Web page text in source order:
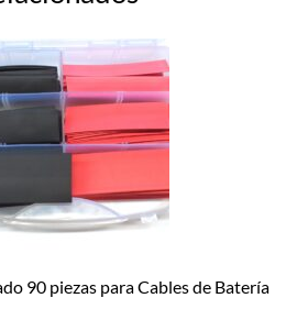
90 piezas para Cables de Batería